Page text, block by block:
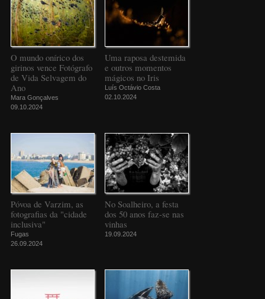
O mundo onírico dos
girinos vence Fotógrafo
de Vida Selvagem do
Ano
Mara Gonçalves
09.10.2024
Uma raposa destemida
e outros momentos
mágicos no Iris
Luís Octávio Costa
02.10.2024
Póvoa de Varzim, as
fotografias da "cidade
inclusiva"
Fugas
26.09.2024
No Soalheiro, a festa
dos 50 anos faz-se nas
vinhas
19.09.2024